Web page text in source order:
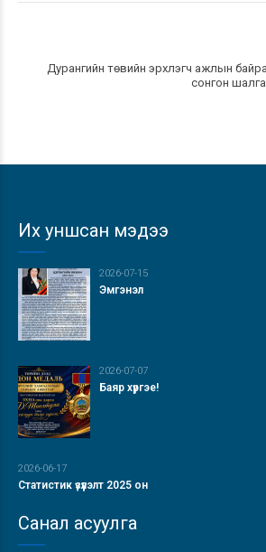
Дурангийн төвийн эрхлэгч ажлын
сонгон
Их уншсан мэдээ
2026-07-15
Эмгэнэл
2026-07-07
Баяр хүргэе!
2026-06-17
Статистик үзүүлэлт 2025 он
Санал асуулга